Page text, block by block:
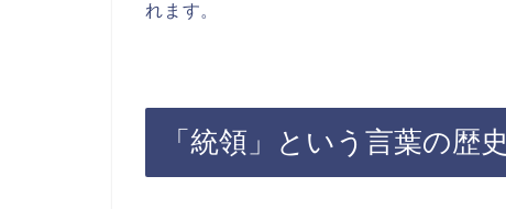
れます。
「統領」という言葉の歴史